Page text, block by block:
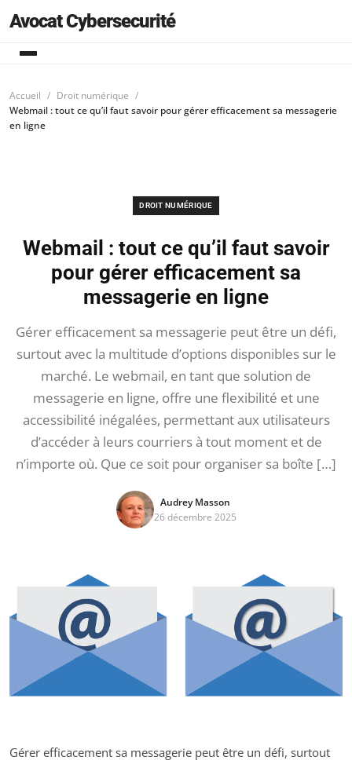
Avocat Cybersecurité
Accueil
Droit numérique
Webmail : tout ce qu’il faut savoir pour gérer efficacement sa messagerie
en ligne
DROIT NUMÉRIQUE
Webmail : tout ce qu’il faut savoir
pour gérer efficacement sa
messagerie en ligne
Gérer efficacement sa messagerie peut être un défi,
surtout avec la multitude d’options disponibles sur le
marché. Le webmail, en tant que solution de
messagerie en ligne, offre une flexibilité et une
accessibilité inégalées, permettant aux utilisateurs
d’accéder à leurs courriers à tout moment et de
n’importe où. Que ce soit pour organiser sa boîte […]
Audrey Masson
26 décembre 2025
Gérer efficacement sa messagerie peut être un défi, surtout